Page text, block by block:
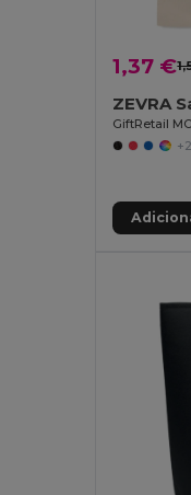
1,37 €
GiftRetail